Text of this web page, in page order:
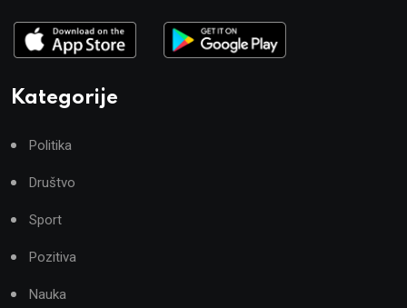
Kategorije
Politika
Društvo
Sport
Pozitiva
Nauka